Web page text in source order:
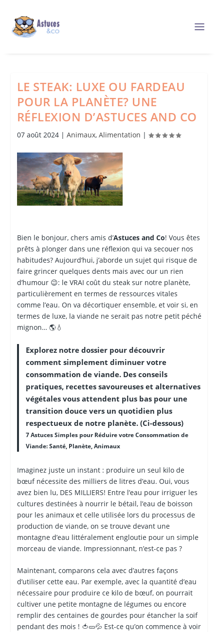
LE STEAK: LUXE OU FARDEAU
POUR LA PLANÈTE? UNE
RÉFLEXION D’ASTUCES AND CO
07 août 2024| Animaux, Alimentation |
Bien le bonjour, chers amis d’Astuces and Co! Vous êtes
prêts à plonger dans une réflexion qui va secouer nos
habitudes? Aujourd’hui, j’aborde un sujet qui risque de
faire grincer quelques dents mais avec our un rien
d’humour 😉: le VRAI coût du steak sur notre planète,
particulièrement en termes de ressources vitales
comme l’eau. On va décortiquer ensemble, et voir si, en
termes de luxe, la viande ne serait pas notre petit péché
mignon… 🌎💧
Explorez notre dossier pour découvrir
comment simplement diminuer votre
consommation de viande. Des conseils
pratiques, recettes savoureuses et alternatives
végétales vous attendent plus bas pour une
transition douce vers un quotidien plus
respectueux de notre planète. (Ci-dessous)
7 Astuces Simples pour Réduire votre Consommation de
Viande: Santé, Planète, Animaux
Imaginez juste un instant : produire un seul kilo de
bœuf nécessite des milliers de litres d’eau. Oui, vous
avez bien lu, DES MILLIERS! Entre l’eau pour irriguer les
cultures destinées à nourrir le bétail, l’eau de boisson
pour les animaux et celle utilisée lors du processus de
production de viande, on se trouve devant une
montagne d’eau littéralement engloutie pour un simple
morceau de viande. Impressionnant, n’est-ce pas ?
Maintenant, comparons cela avec d’autres façons
d’utiliser cette eau. Par exemple, avec la quantité d’eau
nécessaire pour produire ce kilo de bœuf, on pourrait
cultiver une petite montagne de légumes ou encore
remplir des centaines de gourdes pour étancher la soif
pendant des mois ! 🍅🥒💦 Est-ce qu’on commence à voir